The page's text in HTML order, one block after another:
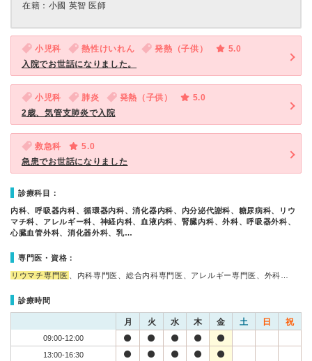
在籍：小國 英智 医師
小児科 熱性けいれん 発熱（子供）
5.0
入院でお世話になりました。
小児科 肺炎 発熱（子供）
5.0
2歳、気管支肺炎で入院
救急科
5.0
急患でお世話になりました
診療科目：
内科、呼吸器内科、循環器内科、消化器内科、内分泌代謝科、糖尿病科、リウ
マチ科、アレルギー科、神経内科、血液内科、腎臓内科、外科、呼吸器外科、
心臓血管外科、消化器外科、乳…
専門医・資格：
リウマチ専門医 、内科専門医、総合内科専門医、アレルギー専門医、外科…
診療時間
月 火 水 木 金 土 日 祝
09:00-12:00
13:00-16:30